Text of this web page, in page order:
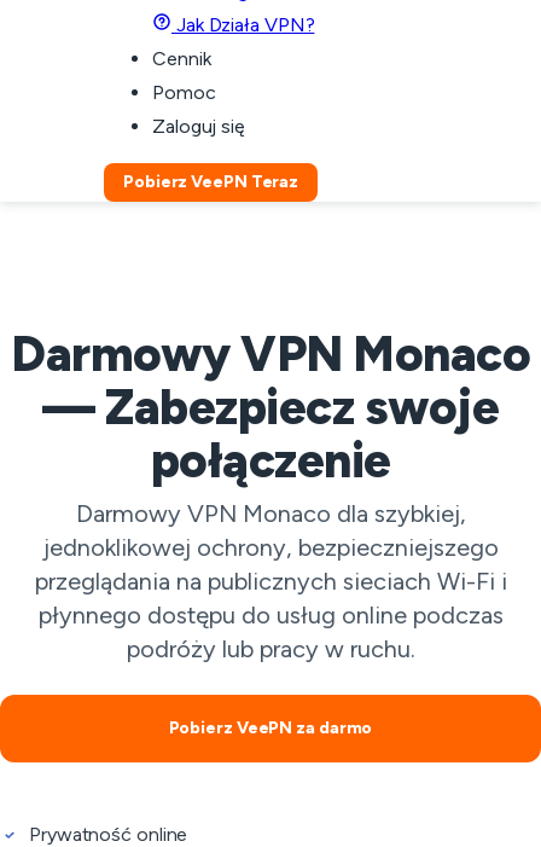
Jak Działa VPN?
Cennik
Pomoc
Zaloguj się
Pobierz VeePN Teraz
Darmowy VPN Monaco
— Zabezpiecz swoje
połączenie
Darmowy VPN Monaco dla szybkiej,
jednoklikowej ochrony, bezpieczniejszego
przeglądania na publicznych sieciach Wi-Fi i
płynnego dostępu do usług online podczas
podróży lub pracy w ruchu.
Pobierz VeePN za darmo
Prywatność online